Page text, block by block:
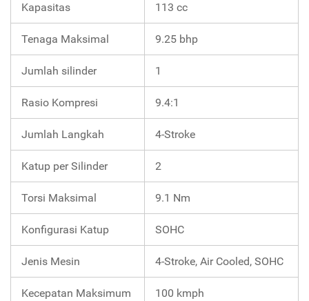
Kapasitas 113 cc
Tenaga Maksimal 9.25 bhp
Jumlah silinder 1
Rasio Kompresi 9.4:1
Jumlah Langkah 4-Stroke
Katup per Silinder 2
Torsi Maksimal 9.1 Nm
Konfigurasi Katup SOHC
Jenis Mesin 4-Stroke, Air Cooled, SOHC
Kecepatan Maksimum 100 kmph